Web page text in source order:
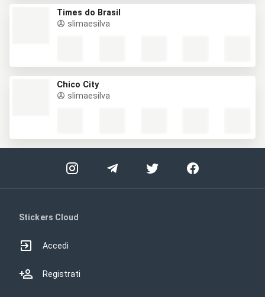
Times do Brasil
slimaesilva
Chico City
slimaesilva
Stickers Cloud
Accedi
Registrati